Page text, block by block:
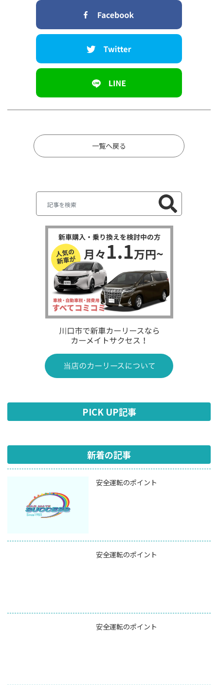
一覧へ戻る
PICK UP記事
新着の記事
安全運転のポイント
安全運転のポイント
安全運転のポイント